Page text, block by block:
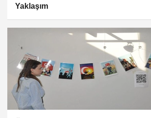
Yaklaşım